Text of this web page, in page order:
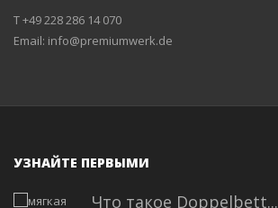
T +49 228 286 14 070
Email: info@premiumwerk.de
УЗНАЙТЕ ПЕРВЫМИ
Что такое Doppelbett...